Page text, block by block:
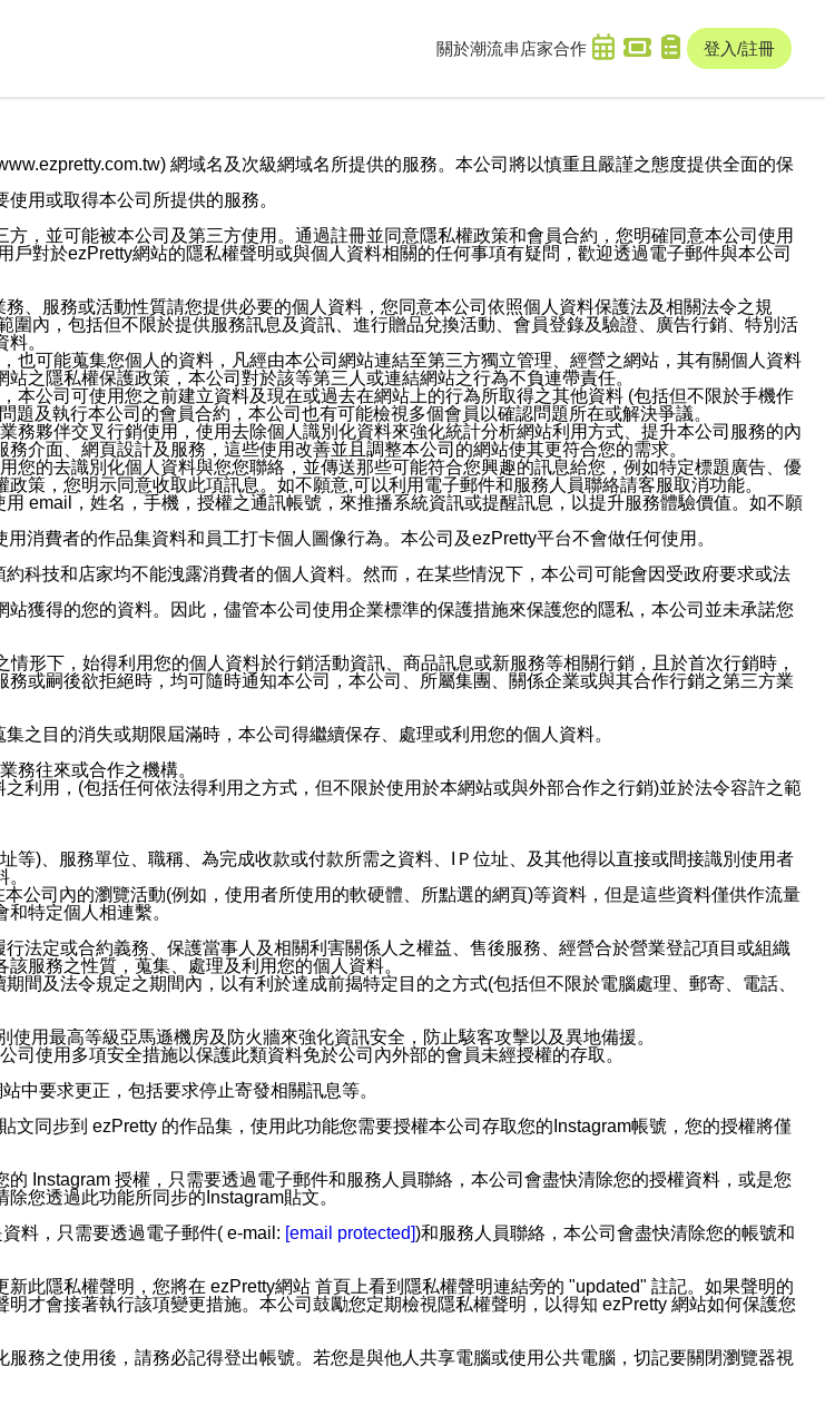
關於潮流串 店家合作 登入/註冊
網域名及次級網域名所提供的服務。本公司將以慎重且嚴謹之態度提供全面的保
用或取得本公司所提供的服務。
，並可能被本公司及第三方使用。通過註冊並同意隱私權政策和會員合約，您明確同意本公司使用
對於ezPretty網站的隱私權聲明或與個人資料相關的任何事項有疑問，歡迎透過電子郵件與本公司
、服務或活動性質請您提供必要的個人資料，您同意本公司依照個人資料保護法及相關法令之規
內，包括但不限於提供服務訊息及資訊、進行贈品兌換活動、會員登錄及驗證、廣告行銷、特別活
。
可能蒐集您個人的資料，凡經由本公司網站連結至第三方獨立管理、經營之網站，其有關個人資料
之隱私權保護政策，本公司對於該等第三人或連結網站之行為不負連帶責任。
公司可使用您之前建立資料及現在或過去在網站上的行為所取得之其他資料 (包括但不限於手機作
及執行本公司的會員合約，本公司也有可能檢視多個會員以確認問題所在或解決爭議。
夥伴交叉行銷使用，使用去除個人識別化資料來強化統計分析網站利用方式、提升本公司服務的內
介面、網頁設計及服務，這些使用改善並且調整本公司的網站使其更符合您的需求。
的去識別化個人資料與您您聯絡，並傳送那些可能符合您興趣的訊息給您，例如特定標題廣告、優
策，您明示同意收取此項訊息。如不願意,可以利用電子郵件和服務人員聯絡請客服取消功能。
email，姓名，手機，授權之通訊帳號，來推播系統資訊或提醒訊息，以提升服務體驗價值。如不願
消費者的作品集資料和員工打卡個人圖像行為。本公司及ezPretty平台不會做任何使用。
科技和店家均不能洩露消費者的個人資料。然而，在某些情況下，本公司可能會因受政府要求或法
獲得的您的資料。因此，儘管本公司使用企業標準的保護措施來保護您的隱私，本公司並未承諾您
形下，始得利用您的個人資料於行銷活動資訊、商品訊息或新服務等相關行銷，且於首次行銷時，
或嗣後欲拒絕時，均可隨時通知本公司，本公司、所屬集團、關係企業或與其合作行銷之第三方業
之目的消失或期限屆滿時，本公司得繼續保存、處理或利用您的個人資料。
務往來或合作之機構。
利用，(包括任何依法得利用之方式，但不限於使用於本網站或與外部合作之行銷)並於法令容許之範
)、服務單位、職稱、為完成收款或付款所需之資料、IＰ位址、及其他得以直接或間接識別使用者
公司內的瀏覽活動(例如，使用者所使用的軟硬體、所點選的網頁)等資料，但是這些資料僅供作流量
特定個人相連繫。
法定或合約義務、保護當事人及相關利害關係人之權益、售後服務、經營合於營業登記項目或組織
服務之性質，蒐集、處理及利用您的個人資料。
間及法令規定之期間內，以有利於達成前揭特定目的之方式(包括但不限於電腦處理、郵寄、電話、
用最高等級亞馬遜機房及防火牆來強化資訊安全，防止駭客攻擊以及異地備援。
使用多項安全措施以保護此類資料免於公司內外部的會員未經授權的存取。
中要求更正，包括要求停止寄發相關訊息等。
同步到 ezPretty 的作品集，使用此功能您需要授權本公司存取您的Instagram帳號，您的授權將僅
Instagram 授權，只需要透過電子郵件和服務人員聯絡，本公司會盡快清除您的授權資料，或是您
您透過此功能所同步的Instagram貼文。
料，只需要透過電子郵件( e-mail: [email protected])和服務人員聯絡，本公司會盡快清除您的帳號和
此隱私權聲明，您將在 ezPretty網站 首頁上看到隱私權聲明連結旁的 "updated" 註記。如果聲明的
才會接著執行該項變更措施。本公司鼓勵您定期檢視隱私權聲明，以得知 ezPretty 網站如何保護您
務之使用後，請務必記得登出帳號。若您是與他人共享電腦或使用公共電腦，切記要關閉瀏覽器視